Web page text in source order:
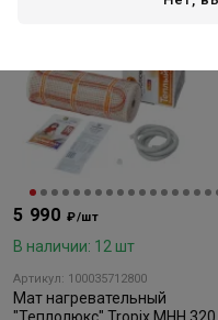
5 990 ₽/шт
В наличии: 12 шт
Артикул: 100035712800
Мат нагревательный